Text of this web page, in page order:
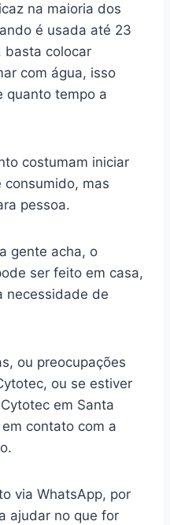
na maioria dos
é usada até 23
basta colocar
com água, isso
quanto tempo a
costumam iniciar
mas
pessoa.
gente acha, o
ser feito em casa,
necessidade de
ou preocupações
ou se estiver
em Santa
contato com a
via WhatsApp, por
ajudar no que for